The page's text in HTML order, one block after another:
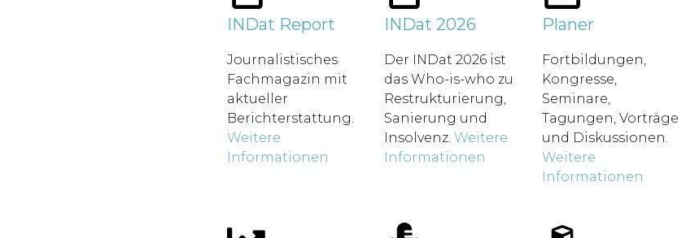
INDat Report
Journalistisches
Fachmagazin mit
aktueller
Berichterstattung.
Weitere
Informationen
INDat 2026
Der INDat 2026 ist
das Who-is-who zu
Restrukturierung,
Sanierung und
Insolvenz.Weitere
Informationen
Planer
Fortbildungen,
Kongresse,
Seminare,
Tagungen, Vorträge
und Diskussionen.
Weitere
Informationen